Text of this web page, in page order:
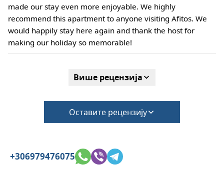
made our stay even more enjoyable. We highly
recommend this apartment to anyone visiting Afitos. We
would happily stay here again and thank the host for
making our holiday so memorable!
Више рецензија
Оставите рецензију
+306979476075